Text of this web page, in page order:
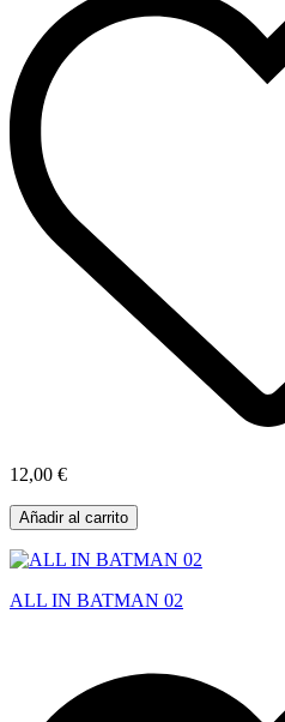
12,00 €
Añadir al carrito
ALL IN BATMAN 02